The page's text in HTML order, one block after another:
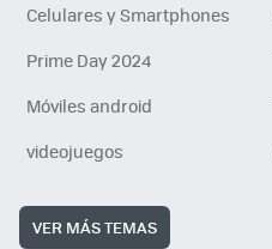
Celulares y Smartphones
Prime Day 2024
Móviles android
videojuegos
VER MÁS TEMAS